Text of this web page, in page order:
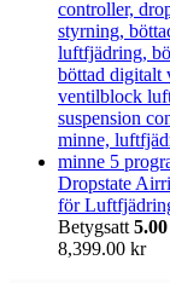
Dropstate
för
Betygsatt 5.00
8,399.00 kr